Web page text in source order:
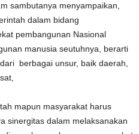
sambutanya menyampaikan,
dalam bidang
pembangunan Nasional
manusia seutuhnya, berarti
berbagai unsur, baik daerah,
mapun masyarakat harus
sinergitas dalam melaksanakan